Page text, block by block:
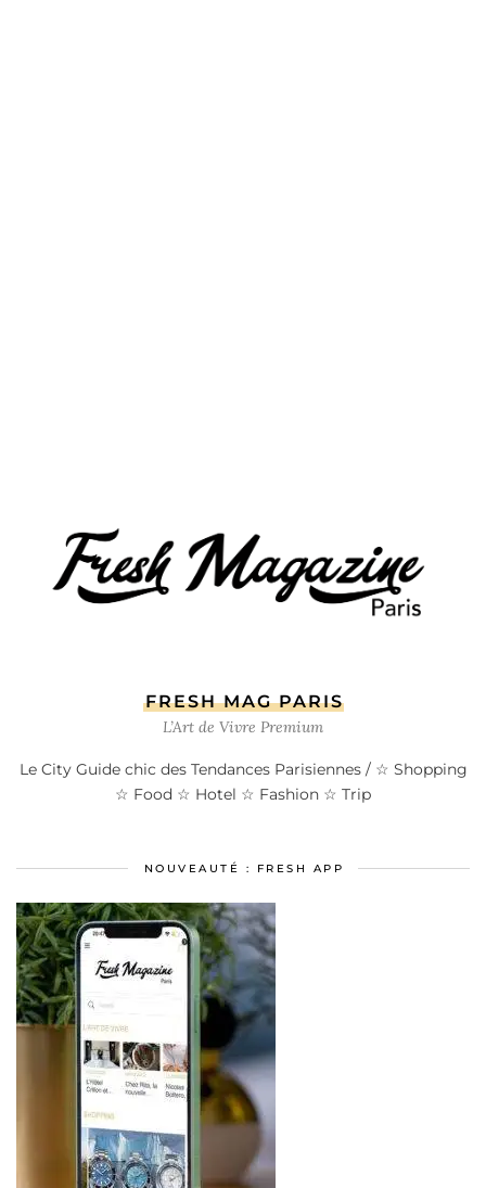
FRESH MAG PARIS
L’Art de Vivre Premium
Le City Guide chic des Tendances Parisiennes / ☆ Shopping
☆ Food ☆ Hotel ☆ Fashion ☆ Trip
NOUVEAUTÉ : FRESH APP